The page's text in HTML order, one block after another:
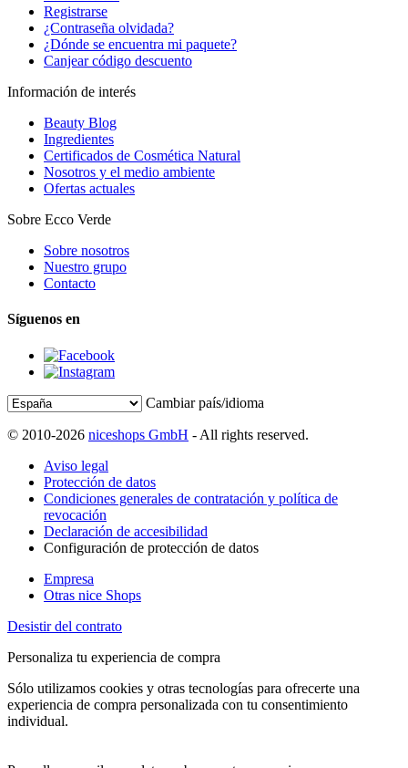
Registrarse
¿Contraseña olvidada?
¿Dónde se encuentra mi paquete?
Canjear código descuento
Información de interés
Beauty Blog
Ingredientes
Certificados de Cosmética Natural
Nosotros y el medio ambiente
Ofertas actuales
Sobre Ecco Verde
Sobre nosotros
Nuestro grupo
Contacto
Síguenos en
Cambiar país/idioma
© 2010-2026 niceshops GmbH - All rights reserved.
Aviso legal
Protección de datos
Condiciones generales de contratación y política de
revocación
Declaración de accesibilidad
Configuración de protección de datos
Empresa
Otras nice Shops
Desistir del contrato
Personaliza tu experiencia de compra
Sólo utilizamos cookies y otras tecnologías para ofrecerte una
experiencia de compra personalizada con tu consentimiento
individual.